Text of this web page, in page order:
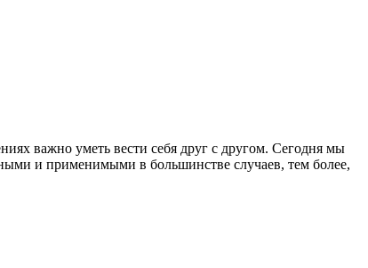
важно уметь вести себя друг с другом. Сегодня мы
и применимыми в большинстве случаев, тем более,